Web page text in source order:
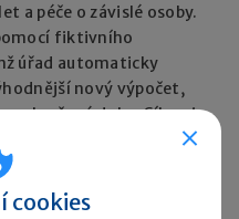
a péče o závislé osoby.
fiktivního
úřad automaticky
nový výpočet,
vyloučené doby. Cílem je,
na výši důchodu.
cookies